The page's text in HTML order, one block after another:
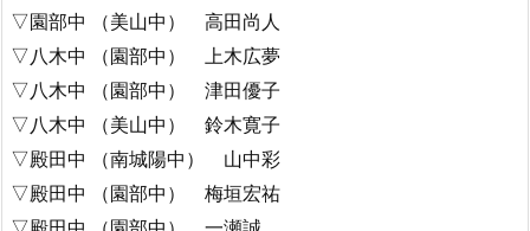
▽園部中 （美山中） 高田尚人
▽八木中 （園部中） 上木広夢
▽八木中 （園部中） 津田優子
▽八木中 （美山中） 鈴木寛子
▽殿田中 （南城陽中） 山中彩
▽殿田中 （園部中） 梅垣宏祐